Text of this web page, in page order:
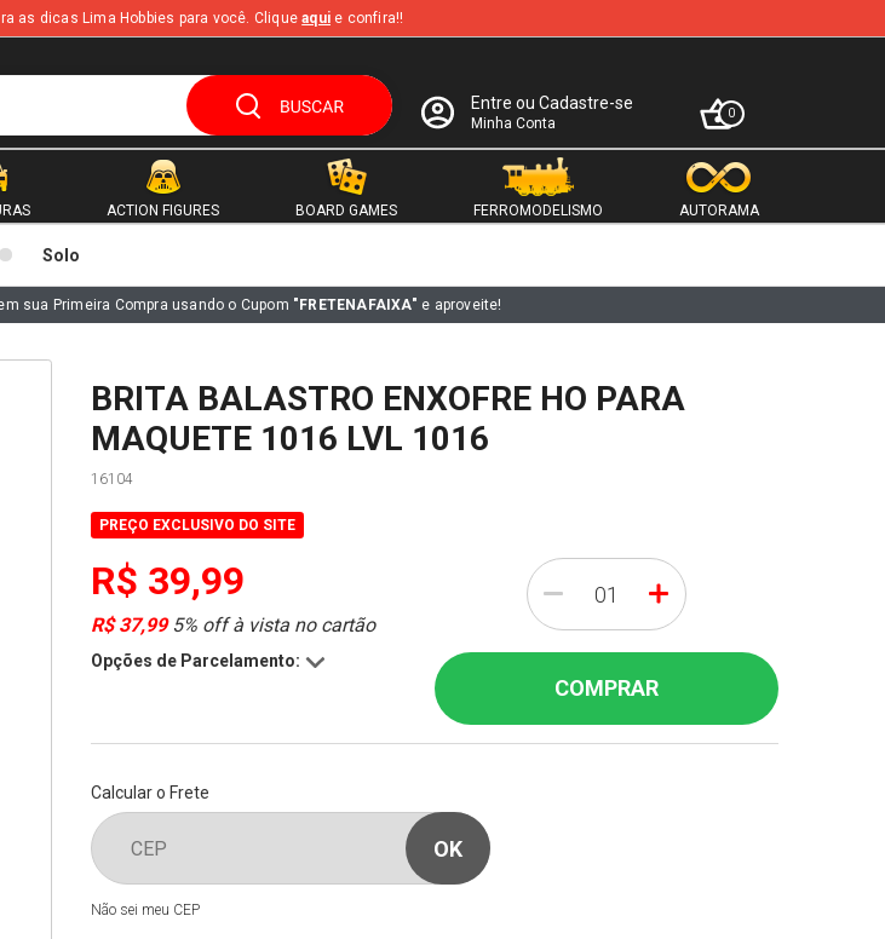
as dicas Lima Hobbies para você. Cliqueaqui e confira!!
Entre ou Cadastre-se
Minha Conta
0
ACTION FIGURES BOARD GAMES FERROMODELISMO AUTORAMA
Solo
sua Primeira Compra usando o Cupom "FRETENAFAIXA" e aproveite!
BRITA BALASTRO ENXOFRE HO PARA
MAQUETE 1016 LVL 1016
16104
PREÇO EXCLUSIVO DO SITE
R$ 39,99
R$ 37,995% off à vista no cartão
Opções de Parcelamento:
- +
COMPRAR
Calcular o Frete
Não sei meu CEP